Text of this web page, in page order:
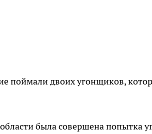
поймали двоих угонщиков,
была совершена попытка